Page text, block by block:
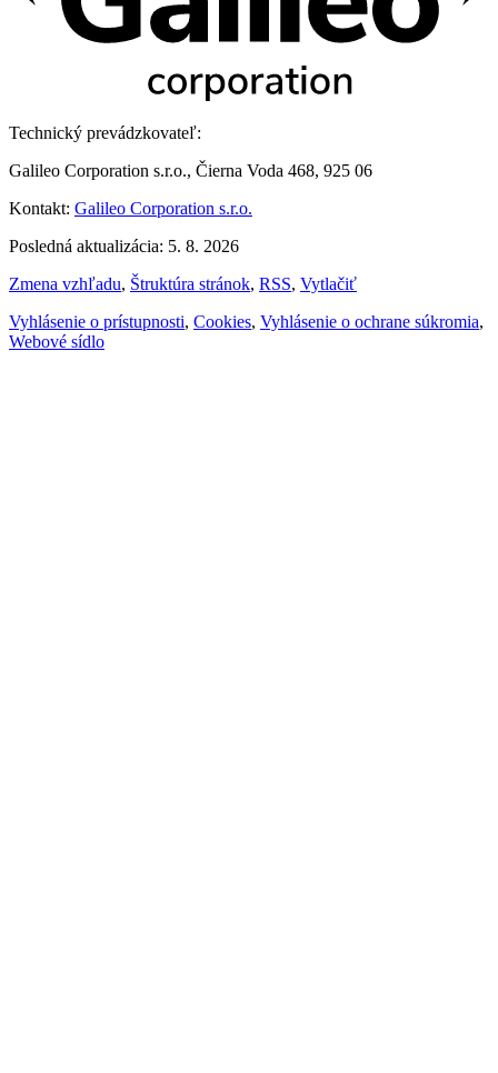
Technický prevádzkovateľ:
Galileo Corporation s.r.o., Čierna Voda 468, 925 06
Kontakt: Galileo Corporation s.r.o.
Posledná aktualizácia: 5. 8. 2026
Zmena vzhľadu, Štruktúra stránok, RSS, Vytlačiť
Vyhlásenie o prístupnosti, Cookies, Vyhlásenie o ochrane súkromia,
Webové sídlo